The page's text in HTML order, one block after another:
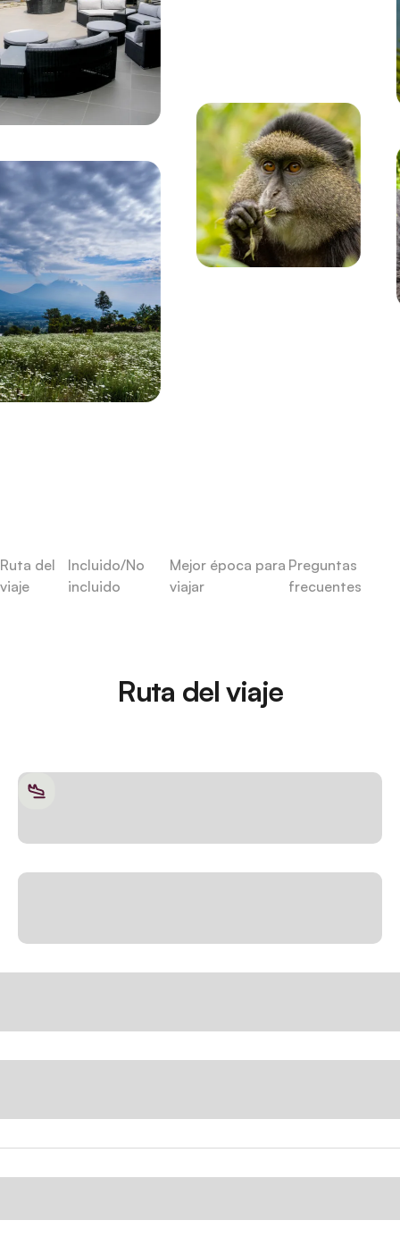
Ruta del
viaje
Incluido/No
incluido
Mejor época para
viajar
Preguntas
frecuentes
Ruta del viaje